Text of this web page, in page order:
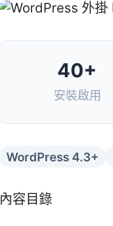
40+
安裝啟用
WordPress 4.3+
內容目錄